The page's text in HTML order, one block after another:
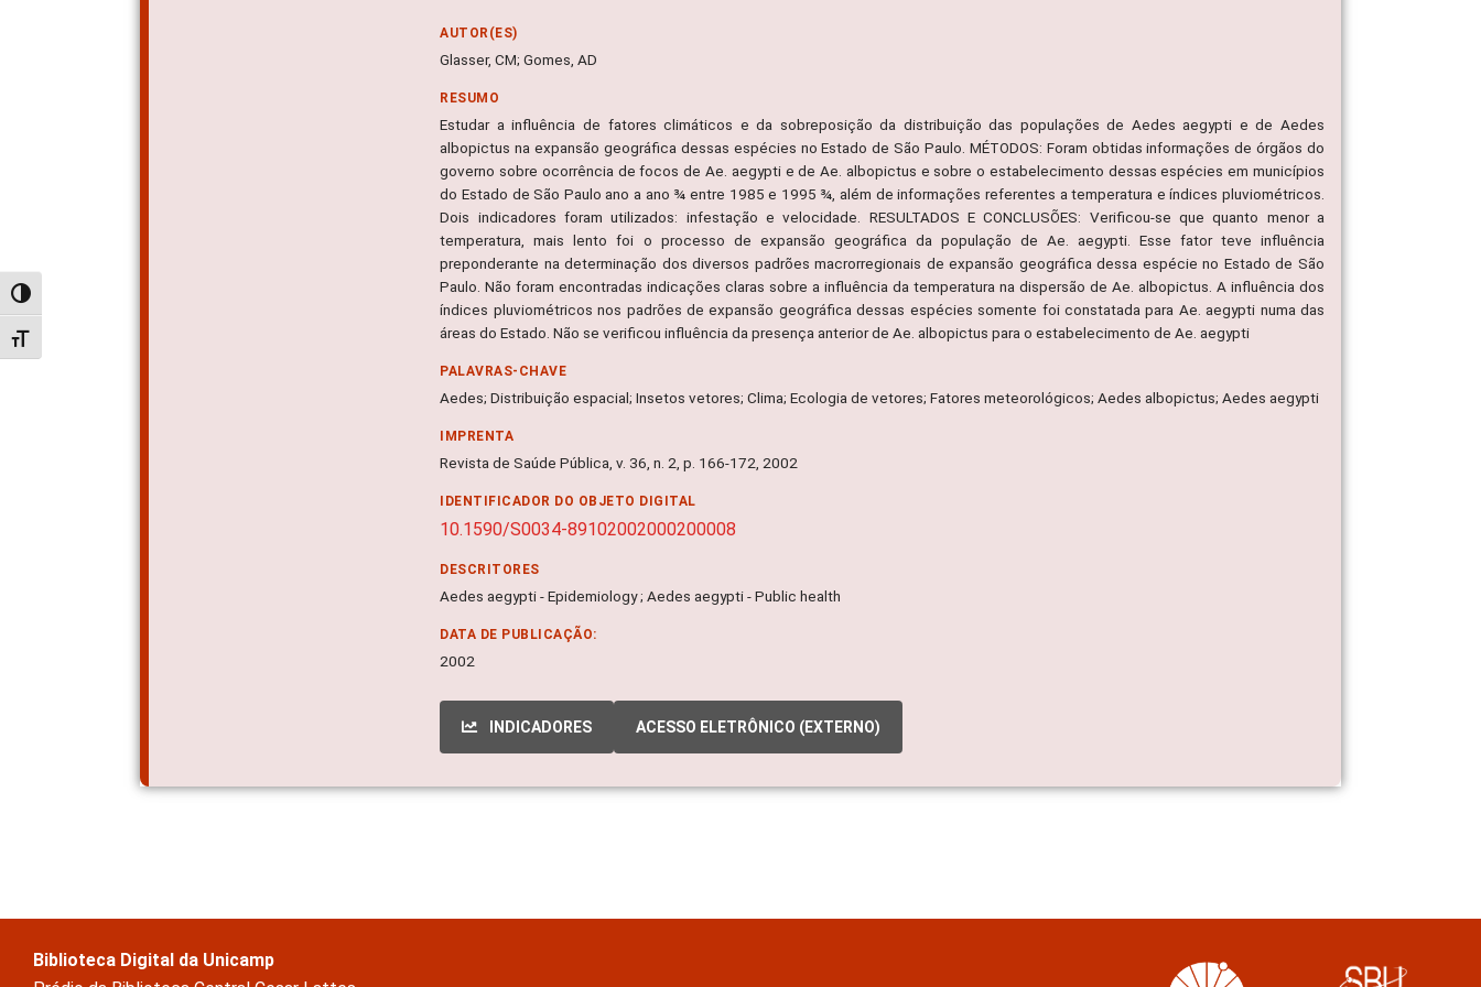
Alternar alto contraste
Alternar tamanho da fonte
AUTOR(ES)
Glasser, CM; Gomes, AD
RESUMO
Estudar a influência de fatores climáticos e da sobreposição da distribuição das populações de Aedes aegypti e de Aedes
albopictus na expansão geográfica dessas espécies no Estado de São Paulo. MÉTODOS: Foram obtidas informações de órgãos do
governo sobre ocorrência de focos de Ae. aegypti e de Ae. albopictus e sobre o estabelecimento dessas espécies em municípios
do Estado de São Paulo ano a ano ¾ entre 1985 e 1995 ¾, além de informações referentes a temperatura e índices pluviométricos.
Dois indicadores foram utilizados: infestação e velocidade. RESULTADOS E CONCLUSÕES: Verificou-se que quanto menor a
temperatura, mais lento foi o processo de expansão geográfica da população de Ae. aegypti. Esse fator teve influência
preponderante na determinação dos diversos padrões macrorregionais de expansão geográfica dessa espécie no Estado de São
Paulo. Não foram encontradas indicações claras sobre a influência da temperatura na dispersão de Ae. albopictus. A influência dos
índices pluviométricos nos padrões de expansão geográfica dessas espécies somente foi constatada para Ae. aegypti numa das
áreas do Estado. Não se verificou influência da presença anterior de Ae. albopictus para o estabelecimento de Ae. aegypti
PALAVRAS-CHAVE
Aedes; Distribuição espacial; Insetos vetores; Clima; Ecologia de vetores; Fatores meteorológicos; Aedes albopictus; Aedes aegypti
IMPRENTA
Revista de Saúde Pública, v. 36, n. 2, p. 166-172, 2002
IDENTIFICADOR DO OBJETO DIGITAL
10.1590/S0034-89102002000200008
DESCRITORES
Aedes aegypti - Epidemiology ; Aedes aegypti - Public health
DATA DE PUBLICAÇÃO:
2002
INDICADORES ACESSO ELETRÔNICO (EXTERNO)
Biblioteca Digital da Unicamp